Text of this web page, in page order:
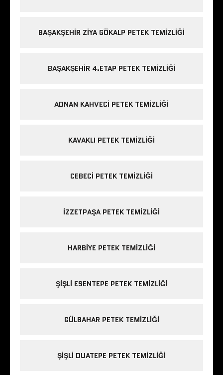
BAŞAKŞEHIR ZIYA GÖKALP PETEK TEMIZLIĞI
BAŞAKŞEHIR 4.ETAP PETEK TEMIZLIĞI
ADNAN KAHVECI PETEK TEMIZLIĞI
KAVAKLI PETEK TEMIZLIĞI
CEBECI PETEK TEMIZLIĞI
IZZETPAŞA PETEK TEMIZLIĞI
HARBIYE PETEK TEMIZLIĞI
ŞIŞLI ESENTEPE PETEK TEMIZLIĞI
GÜLBAHAR PETEK TEMIZLIĞI
ŞIŞLI DUATEPE PETEK TEMIZLIĞI